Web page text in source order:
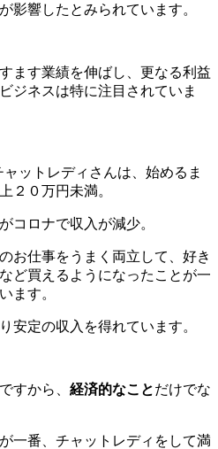
影響したとみられています。
ます業績を伸ばし、更なる利益
ジネスは特に注目されていま
ットレディさんは、始めるま
２０万円未満。
コロナで収入が減少。
お仕事をうまく両立して、好き
ど買えるようになったことが一
ます。
安定の収入を得れています。
すから、 経済的なことだけでな
が一番、チャットレディをして満